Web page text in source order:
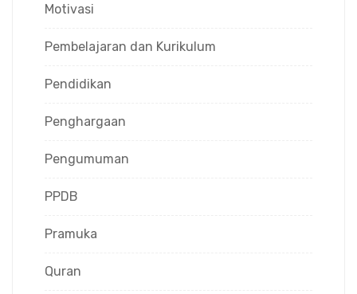
Motivasi
Pembelajaran dan Kurikulum
Pendidikan
Penghargaan
Pengumuman
PPDB
Pramuka
Quran